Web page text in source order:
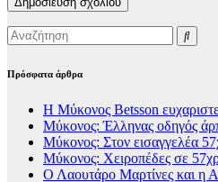
Πρόσφατα άρθρα
Η Μύκονος Betsson
Μύκονος: Έλληνας οδηγός
Μύκονος: Στον εισαγγελέα
Μύκονος: Χειροπέδες σε
Ο Λαουτάρο Μαρτίνες και η